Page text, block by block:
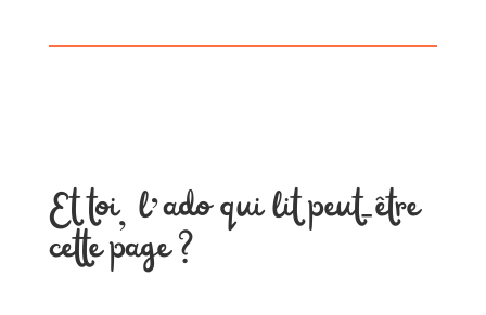
Et toi, l’ado qui lit peut-être
cette page ?